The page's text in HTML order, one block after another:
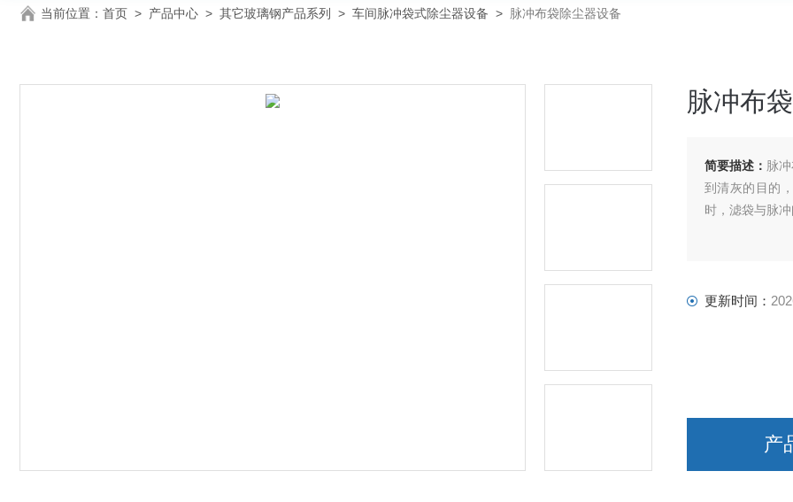
当前位置： 首页 > 产品中心 > 其它玻璃钢产品系列 > 车间脉冲袋式除尘器设备 > 脉冲布袋除尘器设备
脉冲布
简要描述： 脉
到清灰的目的
时，滤袋与脉
更新时间：
产